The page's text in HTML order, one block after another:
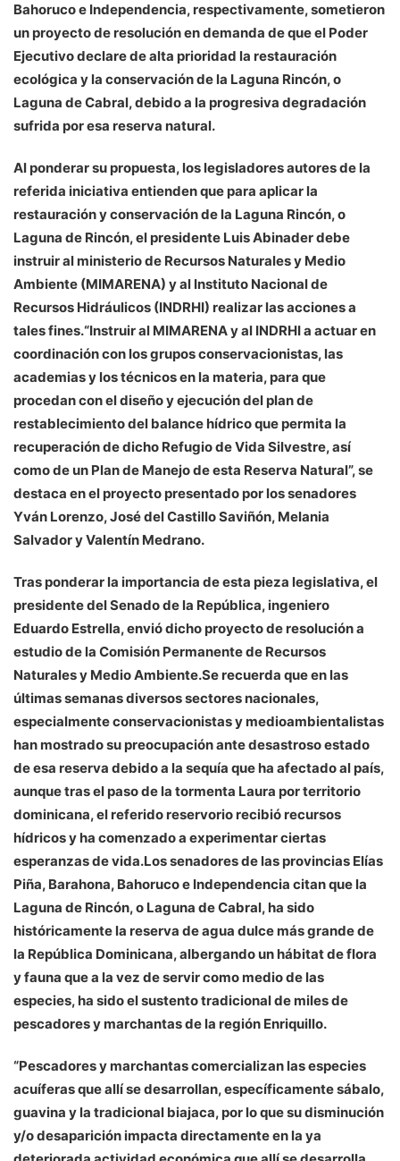
Bahoruco e Independencia, respectivamente, sometieron
un proyecto de resolución en demanda de que el Poder
Ejecutivo declare de alta prioridad la restauración
ecológica y la conservación de la Laguna Rincón, o
Laguna de Cabral, debido a la progresiva degradación
sufrida por esa reserva natural.
Al ponderar su propuesta, los legisladores autores de la
referida iniciativa entienden que para aplicar la
restauración y conservación de la Laguna Rincón, o
Laguna de Rincón, el presidente Luis Abinader debe
instruir al ministerio de Recursos Naturales y Medio
Ambiente (MIMARENA) y al Instituto Nacional de
Recursos Hidráulicos (INDRHI) realizar las acciones a
tales fines.“Instruir al MIMARENA y al INDRHI a actuar en
coordinación con los grupos conservacionistas, las
academias y los técnicos en la materia, para que
procedan con el diseño y ejecución del plan de
restablecimiento del balance hídrico que permita la
recuperación de dicho Refugio de Vida Silvestre, así
como de un Plan de Manejo de esta Reserva Natural”, se
destaca en el proyecto presentado por los senadores
Yván Lorenzo, José del Castillo Saviñón, Melania
Salvador y Valentín Medrano.
Tras ponderar la importancia de esta pieza legislativa, el
presidente del Senado de la República, ingeniero
Eduardo Estrella, envió dicho proyecto de resolución a
estudio de la Comisión Permanente de Recursos
Naturales y Medio Ambiente.Se recuerda que en las
últimas semanas diversos sectores nacionales,
especialmente conservacionistas y medioambientalistas
han mostrado su preocupación ante desastroso estado
de esa reserva debido a la sequía que ha afectado al país,
aunque tras el paso de la tormenta Laura por territorio
dominicana, el referido reservorio recibió recursos
hídricos y ha comenzado a experimentar ciertas
esperanzas de vida.Los senadores de las provincias Elías
Piña, Barahona, Bahoruco e Independencia citan que la
Laguna de Rincón, o Laguna de Cabral, ha sido
históricamente la reserva de agua dulce más grande de
la República Dominicana, albergando un hábitat de flora
y fauna que a la vez de servir como medio de las
especies, ha sido el sustento tradicional de miles de
pescadores y marchantas de la región Enriquillo.
“Pescadores y marchantas comercializan las especies
acuíferas que allí se desarrollan, específicamente sábalo,
guavina y la tradicional biajaca, por lo que su disminución
y/o desaparición impacta directamente en la ya